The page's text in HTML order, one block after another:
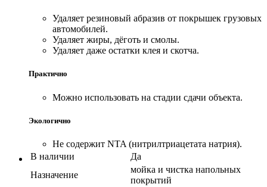
Удаляет резиновый абразив от покрышек грузовых
автомобилей.
Удаляет жиры, дёготь и смолы.
Удаляет даже остатки клея и скотча.
Практично
Можно использовать на стадии сдачи объекта.
Экологично
Не содержит NTA (нитрилтриацетата натрия).
В наличии
Да
Назначение
мойка и чистка напольных
покрытий